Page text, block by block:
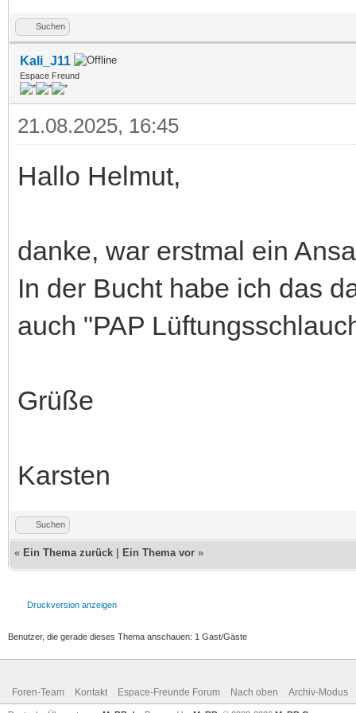
Suchen
Kali_J11
Espace Freund
21.08.2025, 16:45
Hallo Helmut,
danke, war erstmal ein
In der Bucht habe ich das
auch "PAP
Grüße
Karsten
Suchen
« Ein Thema zurück Ein Thema vor »
Druckversion anzeigen
Benutzer, die gerade dieses Thema anschauen: 1 Gast/Gäste
Foren-Team Kontakt Espace-Freunde Forum Nach oben Archiv-Modus